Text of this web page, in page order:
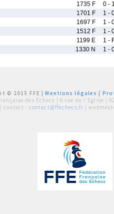
1735 F 0 - 1
1701 F 1 -
1697 F 1 -
1512 F 1 -
1199 E 1 -
1330 N 1 -
© 2015 FFE |Mentions légales
des Echecs | 6 rue de l'Eglise |
| contact : contact@ffechecs.fr |